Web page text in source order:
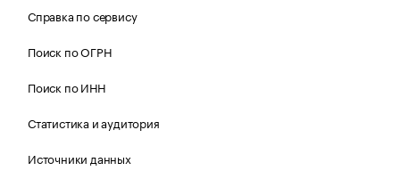
Справка по сервису
Поиск по ОГРН
Поиск по ИНН
Статистика и аудитория
Источники данных